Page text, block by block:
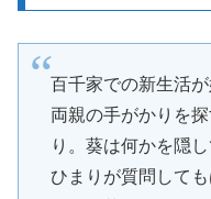
百千家での新生活
両親の手がかりを
り。葵は何かを隠
ひまりが質問して